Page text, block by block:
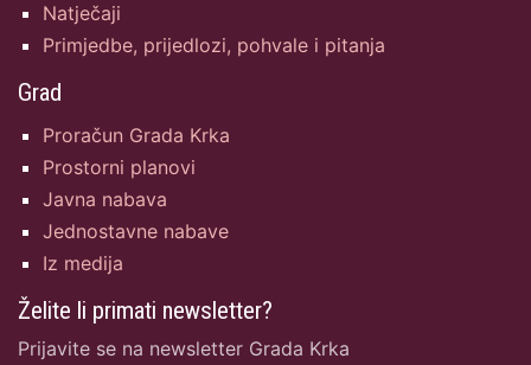
Natječaji
Primjedbe, prijedlozi, pohvale i pitanja
Grad
Proračun Grada Krka
Prostorni planovi
Javna nabava
Jednostavne nabave
Iz medija
Želite li primati newsletter?
Prijavite se na newsletter Grada Krka